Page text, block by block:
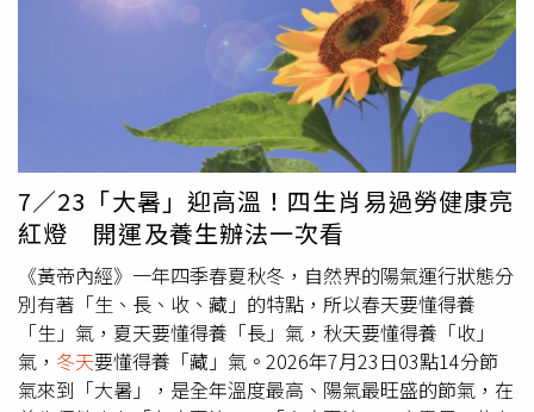
道抵達事故地點。針對部分網友將事故歸咎於騎士操作不
當，Cheap則認為，「道路安全本來就要容錯率，又不是每
個人都是MAX、皮鴉，好的設計，就是要確保有人出錯時，
代價不是死亡、也不會讓整條道路陷入癱瘓。」Cheap也提
醒，淡水河口每逢冬季東北季風盛行，橋面風勢將更加強
勁，屆時對機車騎士而言才是真正的考驗，道路安全問題仍
值得持續關注。貼文曝光後，引發不少網友熱議，「如果嚴
重一點 30分鐘可能人都走了…這個問題真的要重視」、
「救護車：我想救。道路：不好意思，請繞到人走的那
條」、「我已經想好冬天解決方案了！答案就是：禁行機
車」、「交通部表示：我又沒逼妳走這條路。」、「醫護人
員又被迫要練跨欄了」。
7／23「大暑」迎高溫！四生肖易過勞健康亮
紅燈 開運及養生辦法一次看
《黃帝內經》一年四季春夏秋冬，自然界的陽氣運行狀態分
別有著「生、長、收、藏」的特點，所以春天要懂得養
「生」氣，夏天要懂得養「長」氣，秋天要懂得養「收」
氣， 冬天要懂得養「藏」氣。2026年7月23日03點14分節
氣來到「大暑」，是全年溫度最高、陽氣最旺盛的節氣，在